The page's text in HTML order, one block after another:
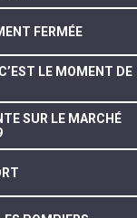
FERMÉE
LE MOMENT DE
SUR LE MARCHÉ